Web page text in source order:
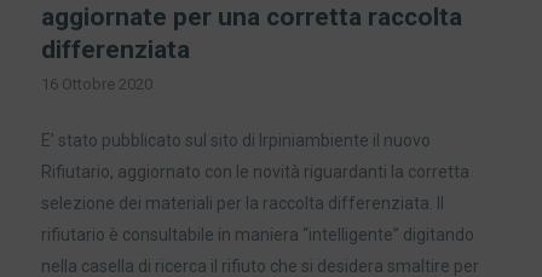
aggiornate per una corretta raccolta
differenziata
16 Ottobre 2020
E’ stato pubblicato sul sito di Irpiniambiente il nuovo
Rifiutario, aggiornato con le novità riguardanti la corretta
selezione dei materiali per la raccolta differenziata. Il
rifiutario è consultabile in maniera “intelligente” digitando
nella casella di ricerca il rifiuto che si desidera smaltire per